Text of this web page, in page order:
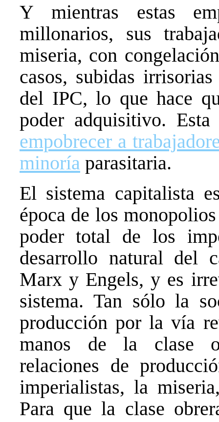
Y mientras estas
millonarios, sus
miseria, con
casos, subidas
del IPC, lo que hace
poder adquisitivo.
empobrecer a
minoría parasitaria.
El sistema capitalista
época de los
poder total de los
desarrollo natural del
Marx y Engels, y es
sistema. Tan sólo la
producción por la vía
manos de la clase
relaciones de
imperialistas, la
Para que la clase